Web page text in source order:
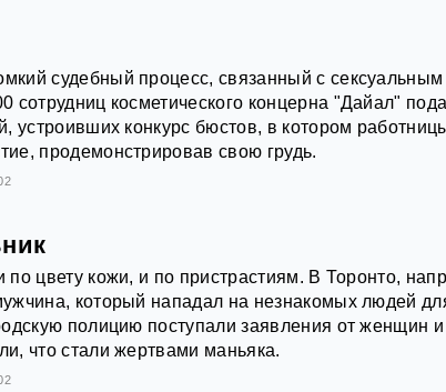
судебный процесс, связанный с сексуальным
сотрудниц косметического концерна "Дайал"
устроивших конкурс бюстов, в котором
продемонстрировав свою грудь.
цвету кожи, и по пристрастиям. В Торонто,
который нападал на незнакомых людей
полицию поступали заявления от женщин и
что стали жертвами маньяка.